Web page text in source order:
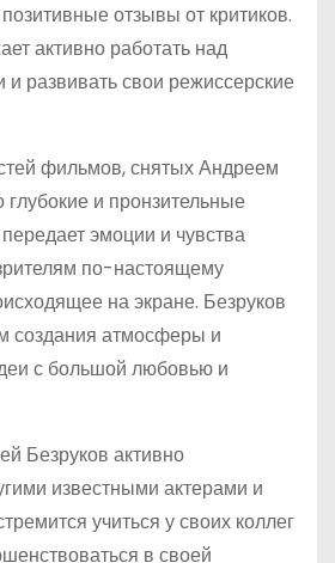
отзывы от критиков.
активно работать над
развивать свои режиссерские
фильмов, снятых Андреем
и пронзительные
эмоции и чувства
по-настоящему
на экране. Безруков
создания атмосферы и
с большой любовью и
Безруков активно
известными актерами и
учиться у своих коллег
в своей